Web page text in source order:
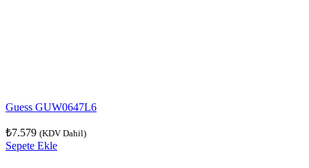
Guess GUW0647L6
₺7.579 (KDV Dahil)
Sepete Ekle